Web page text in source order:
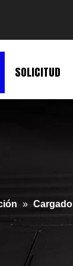
SOLICITUD
»